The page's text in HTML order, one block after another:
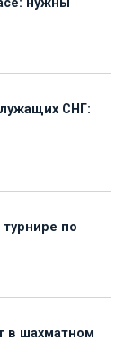
СНГ:
по
в шахматном